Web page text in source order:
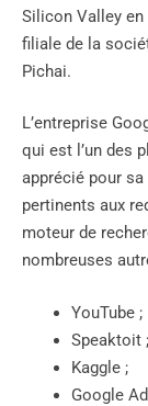
Silicon Valley en
filiale de la
Pichai.
L’entreprise
qui est l’un des
apprécié pour
pertinents aux
moteur de
nombreuses
YouTube ;
Speaktoit ;
Kaggle ;
Google